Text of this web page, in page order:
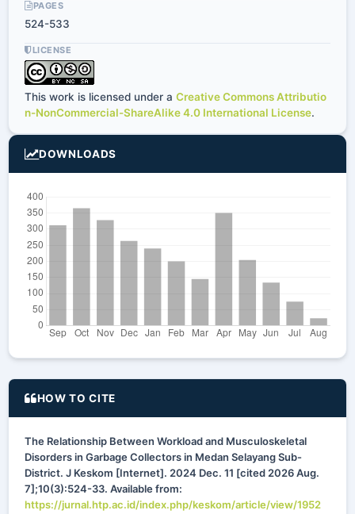
PAGES
524-533
LICENSE
This work is licensed under a Creative Commons Attributio
n-NonCommercial-ShareAlike 4.0 International License.
DOWNLOADS
HOW TO CITE
The Relationship Between Workload and Musculoskeletal
Disorders in Garbage Collectors in Medan Selayang Sub-
District. J Keskom [Internet]. 2024 Dec. 11 [cited 2026 Aug.
7];10(3):524-33. Available from:
https://jurnal.htp.ac.id/index.php/keskom/article/view/1952